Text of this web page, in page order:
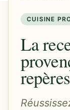
CUISINE
La
repères